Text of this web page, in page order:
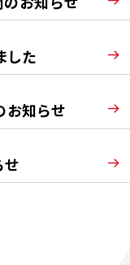
した
お知らせ
せ